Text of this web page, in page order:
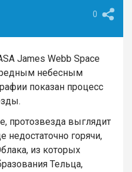
0
James Webb Space
небесным
показан процесс
протозвезда выглядит
недостаточно горячи,
из которых
Тельца,